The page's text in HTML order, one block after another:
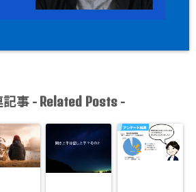
事 - Related Posts-